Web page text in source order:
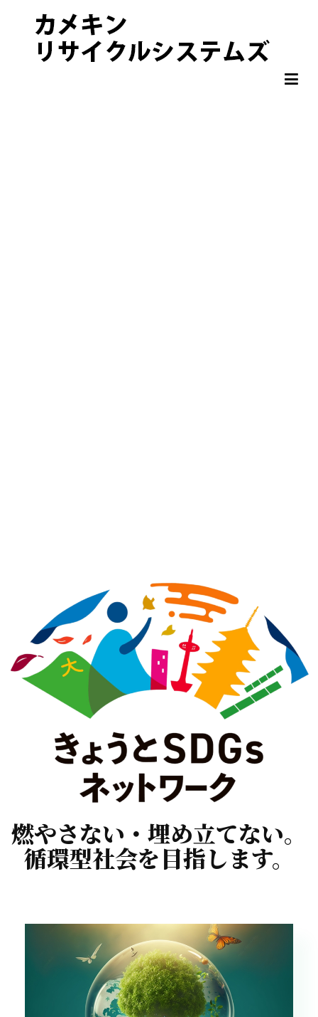
非鉄金属 OA機器 スクラップ 処分・買取りならカメキンリサイクル
燃やさない・埋め立てない。
循環型社会を目指します。